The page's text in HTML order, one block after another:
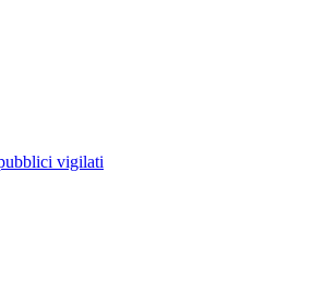
vigilati